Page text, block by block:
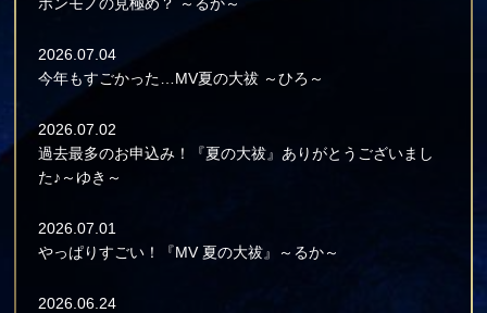
2026.07.04
今年もすごかった…MV夏の大祓 ～ひろ～
2026.07.02
過去最多のお申込み！『夏の大祓』ありがとうございまし
た♪～ゆき～
2026.07.01
やっぱりすごい！『MV 夏の大祓』～るか～
2026.06.24